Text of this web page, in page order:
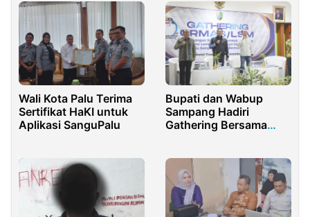
Wali Kota Palu Terima
Sertifikat HaKI untuk
Aplikasi SanguPalu
Bupati dan Wabup
Sampang Hadiri
Gathering Bersama